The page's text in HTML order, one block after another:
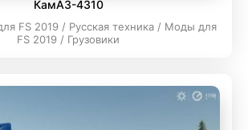
КамАЗ-4310
FS 2019 / Русская техника / Моды для
FS 2019 / Грузовики